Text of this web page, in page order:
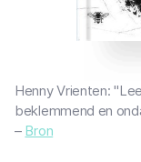
Henny Vrienten:
beklemmend en
– Bron